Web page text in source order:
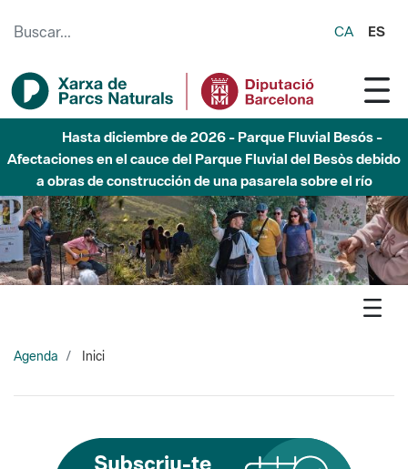
CA ES
Hasta diciembre de 2026 - Parque Fluvial Besós -
Afectaciones en el cauce del Parque Fluvial del Besòs debido
a obras de construcción de una pasarela sobre el río
Agenda Inici